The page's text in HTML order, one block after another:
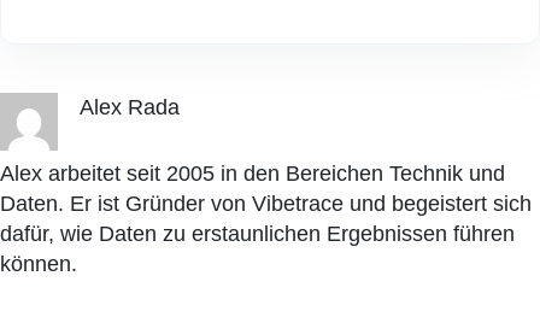
Alex Rada
Alex arbeitet seit 2005 in den Bereichen Technik und
Daten. Er ist Gründer von Vibetrace und begeistert sich
dafür, wie Daten zu erstaunlichen Ergebnissen führen
können.